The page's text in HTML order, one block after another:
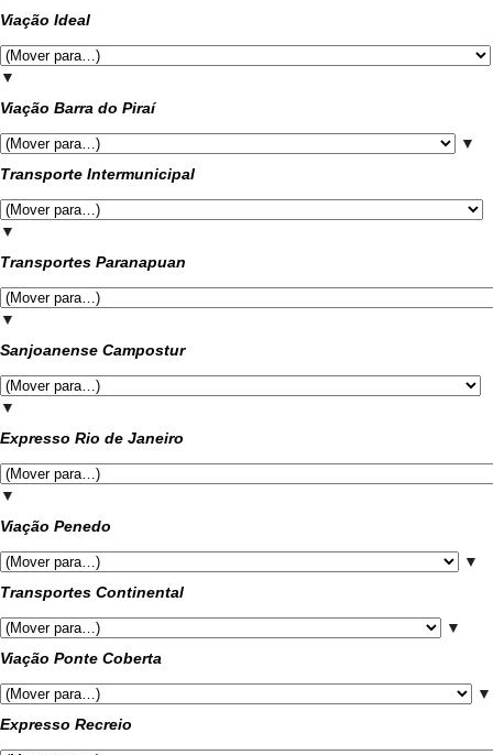
Viação Ideal
▼
Viação Barra do Piraí
▼
Transporte Intermunicipal
▼
Transportes Paranapuan
▼
Sanjoanense Campostur
▼
Expresso Rio de Janeiro
▼
Viação Penedo
▼
Transportes Continental
▼
Viação Ponte Coberta
▼
Expresso Recreio